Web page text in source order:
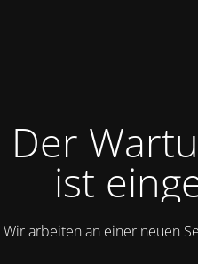
Der
ist
Wir arbeiten an einer neuen